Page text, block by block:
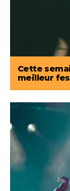
Cette
meilleur